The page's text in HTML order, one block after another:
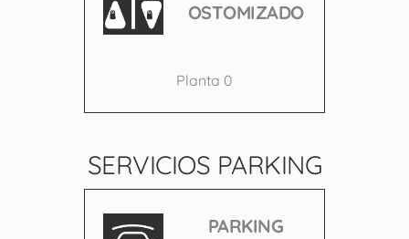
OSTOMIZADO
Planta 0
SERVICIOS PARKING
PARKING